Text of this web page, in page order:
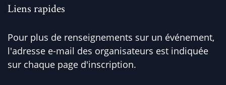
Liens rapides
Pour plus de renseignements sur un événement,
l'adresse e-mail des organisateurs est indiquée
sur chaque page d'inscription.